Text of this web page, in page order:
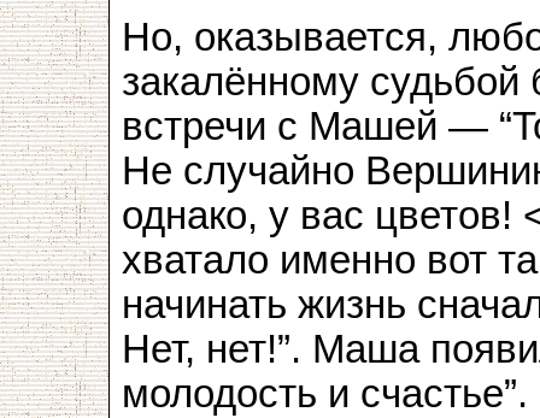
Но, оказывается,
закалённому судьбой
встречи с Машей —
Не случайно
однако, у вас
хватало именно вот
начинать жизнь
Нет, нет!”. Маша
молодость и счастье”.